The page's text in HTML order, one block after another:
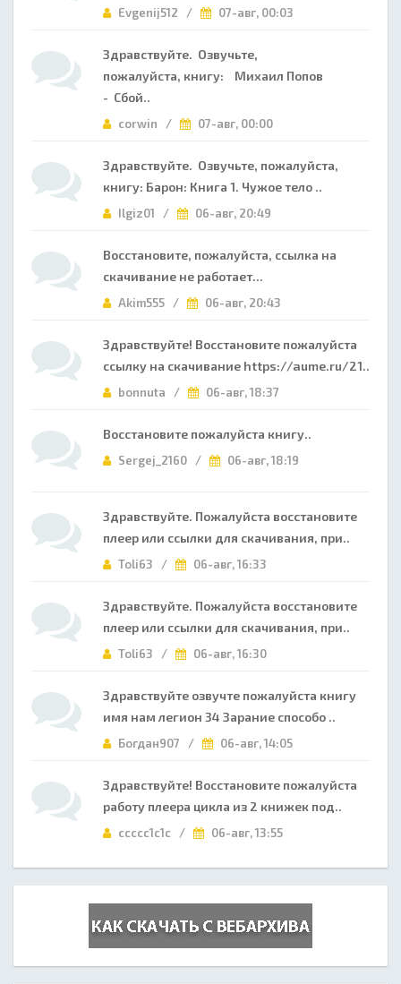
Evgenij512 / 07-авг, 00:03
Здравствуйте. Озвучьте,
пожалуйста, книгу: Михаил Попов
- Сбой..
corwin / 07-авг, 00:00
Здравствуйте. Озвучьте, пожалуйста,
книгу: Барон: Книга 1. Чужое тело ..
Ilgiz01 / 06-авг, 20:49
Восстановите, пожалуйста, ссылка на
скачивание не работает...
Akim555 / 06-авг, 20:43
Здравствуйте! Восстановите пожалуйста
ссылку на скачивание https://aume.ru/21..
bonnuta / 06-авг, 18:37
Восстановите пожалуйста книгу..
Sergej_2160 / 06-авг, 18:19
Здравствуйте. Пожалуйста восстановите
плеер или ссылки для скачивания, при..
Toli63 / 06-авг, 16:33
Здравствуйте. Пожалуйста восстановите
плеер или ссылки для скачивания, при..
Toli63 / 06-авг, 16:30
Здравствуйте озвучте пожалуйста книгу
имя нам легион 34 Зарание способо ..
Богдан907 / 06-авг, 14:05
Здравствуйте! Восстановите пожалуйста
работу плеера цикла из 2 книжек под..
ccccc1c1c / 06-авг, 13:55